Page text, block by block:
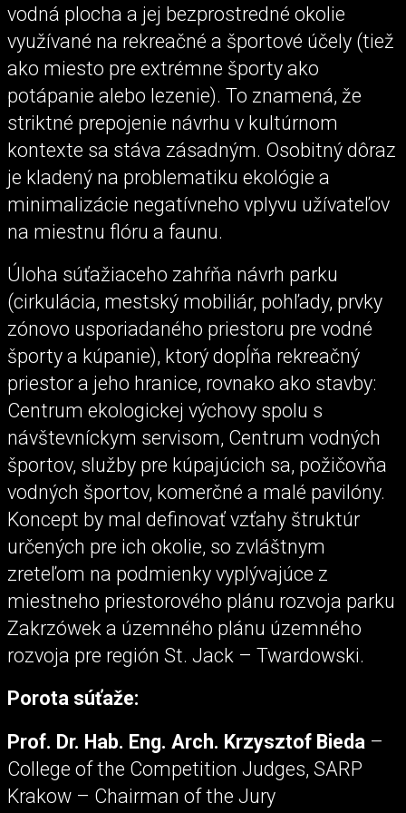
vodná plocha a jej bezprostredné okolie
využívané na rekreačné a športové účely (tiež
ako miesto pre extrémne športy ako
potápanie alebo lezenie). To znamená, že
striktné prepojenie návrhu v kultúrnom
kontexte sa stáva zásadným. Osobitný dôraz
je kladený na problematiku ekológie a
minimalizácie negatívneho vplyvu užívateľov
na miestnu flóru a faunu.
Úloha súťažiaceho zahŕňa návrh parku
(cirkulácia, mestský mobiliár, pohľady, prvky
zónovo usporiadaného priestoru pre vodné
športy a kúpanie), ktorý dopĺňa rekreačný
priestor a jeho hranice, rovnako ako stavby:
Centrum ekologickej výchovy spolu s
návštevníckym servisom, Centrum vodných
športov, služby pre kúpajúcich sa, požičovňa
vodných športov, komerčné a malé pavilóny.
Koncept by mal definovať vzťahy štruktúr
určených pre ich okolie, so zvláštnym
zreteľom na podmienky vyplývajúce z
miestneho priestorového plánu rozvoja parku
Zakrzówek a územného plánu územného
rozvoja pre región St. Jack – Twardowski.
Porota súťaže:
Prof. Dr. Hab. Eng. Arch. Krzysztof Bieda –
College of the Competition Judges, SARP
Krakow – Chairman of the Jury